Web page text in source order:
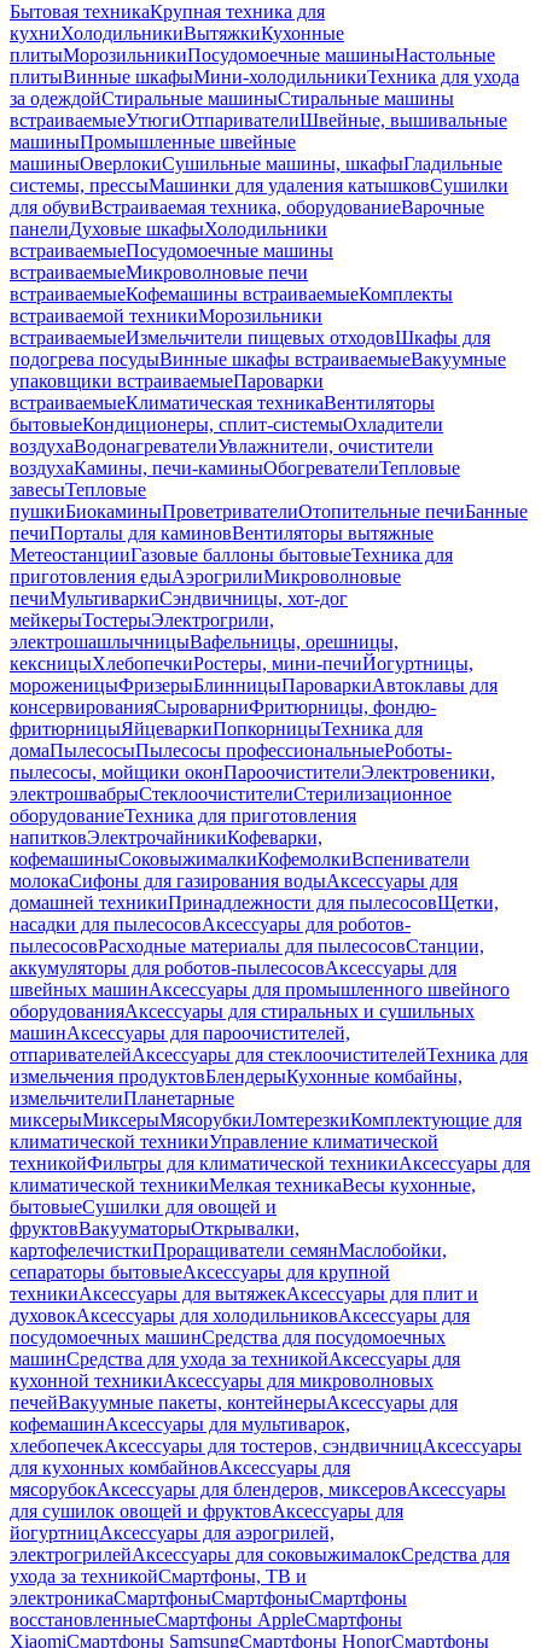
Бытовая техникаКрупная техника для
кухниХолодильникиВытяжкиКухонные
плитыМорозильникиПосудомоечные машиныНастольные
плитыВинные шкафыМини-холодильникиТехника для ухода
за одеждойСтиральные машиныСтиральные машины
встраиваемыеУтюгиОтпаривателиШвейные, вышивальные
машиныПромышленные швейные
машиныОверлокиСушильные машины, шкафыГладильные
системы, прессыМашинки для удаления катышковСушилки
для обувиВстраиваемая техника, оборудованиеВарочные
панелиДуховые шкафыХолодильники
встраиваемыеПосудомоечные машины
встраиваемыеМикроволновые печи
встраиваемыеКофемашины встраиваемыеКомплекты
встраиваемой техникиМорозильники
встраиваемыеИзмельчители пищевых отходовШкафы для
подогрева посудыВинные шкафы встраиваемыеВакуумные
упаковщики встраиваемыеПароварки
встраиваемыеКлиматическая техникаВентиляторы
бытовыеКондиционеры, сплит-системыОхладители
воздухаВодонагревателиУвлажнители, очистители
воздухаКамины, печи-каминыОбогревателиТепловые
завесыТепловые
пушкиБиокаминыПроветривателиОтопительные печиБанные
печиПорталы для каминовВентиляторы вытяжные
МетеостанцииГазовые баллоны бытовыеТехника для
приготовления едыАэрогрилиМикроволновые
печиМультиваркиСэндвичницы, хот-дог
мейкерыТостерыЭлектрогрили,
электрошашлычницыВафельницы, орешницы,
кексницыХлебопечкиРостеры, мини-печиЙогуртницы,
мороженицыФризерыБлинницыПароваркиАвтоклавы для
консервированияСыроварниФритюрницы, фондю-
фритюрницыЯйцеваркиПопкорницыТехника для
домаПылесосыПылесосы профессиональныеРоботы-
пылесосы, мойщики оконПароочистителиЭлектровеники,
электрошвабрыСтеклоочистителиСтерилизационное
оборудованиеТехника для приготовления
напитковЭлектрочайникиКофеварки,
кофемашиныСоковыжималкиКофемолкиВспениватели
молокаСифоны для газирования водыАксессуары для
домашней техникиПринадлежности для пылесосовЩетки,
насадки для пылесосовАксессуары для роботов-
пылесосовРасходные материалы для пылесосовСтанции,
аккумуляторы для роботов-пылесосовАксессуары для
швейных машинАксессуары для промышленного швейного
оборудованияАксессуары для стиральных и сушильных
машинАксессуары для пароочистителей,
отпаривателейАксессуары для стеклоочистителейТехника для
измельчения продуктовБлендерыКухонные комбайны,
измельчителиПланетарные
миксерыМиксерыМясорубкиЛомтерезкиКомплектующие для
климатической техникиУправление климатической
техникойФильтры для климатической техникиАксессуары для
климатической техникиМелкая техникаВесы кухонные,
бытовыеСушилки для овощей и
фруктовВакууматорыОткрывалки,
картофелечисткиПроращиватели семянМаслобойки,
сепараторы бытовыеАксессуары для крупной
техникиАксессуары для вытяжекАксессуары для плит и
духовокАксессуары для холодильниковАксессуары для
посудомоечных машинСредства для посудомоечных
машинСредства для ухода за техникойАксессуары для
кухонной техникиАксессуары для микроволновых
печейВакуумные пакеты, контейнерыАксессуары для
кофемашинАксессуары для мультиварок,
хлебопечекАксессуары для тостеров, сэндвичницАксессуары
для кухонных комбайновАксессуары для
мясорубокАксессуары для блендеров, миксеровАксессуары
для сушилок овощей и фруктовАксессуары для
йогуртницАксессуары для аэрогрилей,
электрогрилейАксессуары для соковыжималокСредства для
ухода за техникойСмартфоны, ТВ и
электроникаСмартфоныСмартфоныСмартфоны
восстановленныеСмартфоны AppleСмартфоны
XiaomiСмартфоны SamsungСмартфоны HonorСмартфоны